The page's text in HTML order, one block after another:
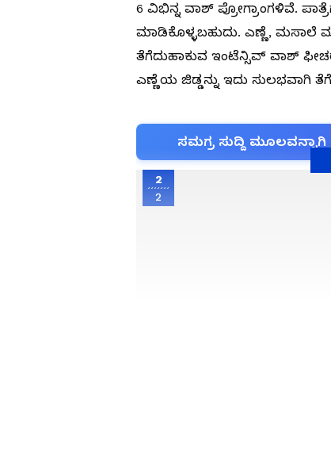
6 ವಿಭಿನ್ನ ವಾಶ್ ಪ್ರೋಗ್ರಾಂಗಳಿವೆ.
ಮಾಡಿಕೊಳ್ಳಬಹುದು. ಎಣ್ಣೆ, ಮಸಾಲೆ
ತೆಗೆದುಹಾಕುವ ಇಂಟೆನ್ಸಿವ್ ವಾಶ್
ಎಣ್ಣೆಯ ಜಿಡ್ಡನ್ನು ಇದು ಸುಲಭವಾಗಿ
ಸಮಗ್ರ ಸುದ್ದಿ ಮೂಲವನ್ನಾಗಿ
2
2